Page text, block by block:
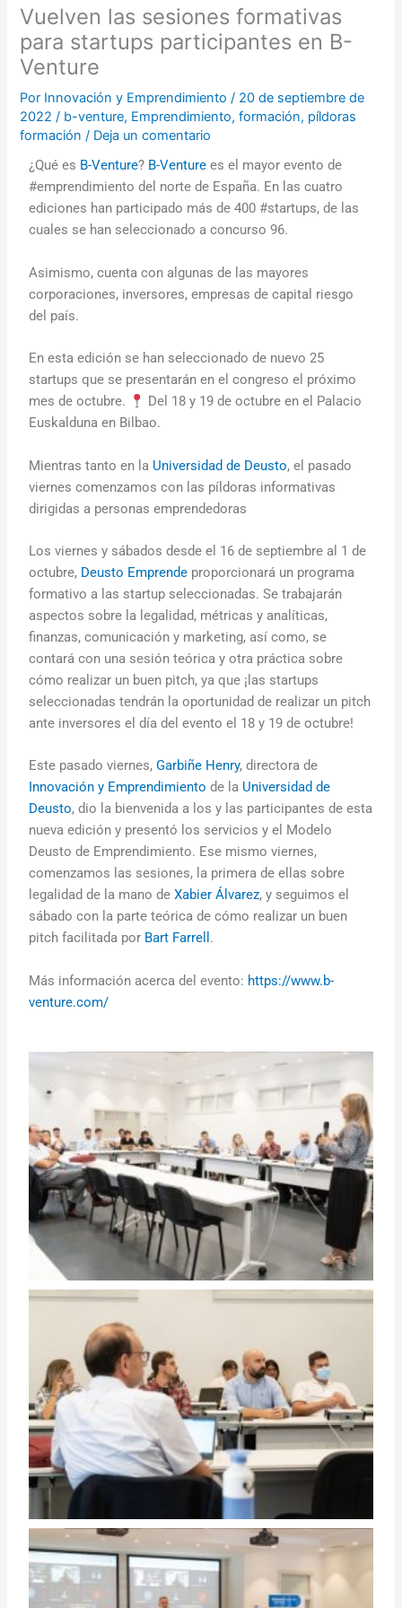
Vuelven las sesiones formativas
para startups participantes en B-
Venture
Por Innovación y Emprendimiento/ 20 de septiembre de
2022/ b-venture, Emprendimiento,formación, píldoras
formación / Deja un comentario
¿Qué es B-Venture? B-Venture es el mayor evento de
#emprendimiento del norte de España. En las cuatro
ediciones han participado más de 400 #startups, de las
cuales se han seleccionado a concurso 96.
Asimismo, cuenta con algunas de las mayores
corporaciones, inversores, empresas de capital riesgo
del país.
En esta edición se han seleccionado de nuevo 25
startups que se presentarán en el congreso el próximo
mes de octubre.
Del 18 y 19 de octubre en el Palacio
Euskalduna en Bilbao.
Mientras tanto en la Universidad de Deusto, el pasado
viernes comenzamos con las píldoras informativas
dirigidas a personas emprendedoras
Los viernes y sábados desde el 16 de septiembre al 1 de
octubre, Deusto Emprende proporcionará un programa
formativo a las startup seleccionadas. Se trabajarán
aspectos sobre la legalidad, métricas y analíticas,
finanzas, comunicación y marketing, así como, se
contará con una sesión teórica y otra práctica sobre
cómo realizar un buen pitch, ya que ¡las startups
seleccionadas tendrán la oportunidad de realizar un pitch
ante inversores el día del evento el 18 y 19 de octubre!
Este pasado viernes,Garbiñe Henry, directora de
Innovación y Emprendimiento de la Universidad de
Deusto, dio la bienvenida a los y las participantes de esta
nueva edición y presentó los servicios y el Modelo
Deusto de Emprendimiento. Ese mismo viernes,
comenzamos las sesiones, la primera de ellas sobre
legalidad de la mano deXabier Álvarez, y seguimos el
sábado con la parte teórica de cómo realizar un buen
pitch facilitada por Bart Farrell .
Más información acerca del evento: https://www.b-
venture.com/